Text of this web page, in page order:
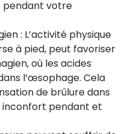
pendant votre
: L’activité physique
à pied, peut favoriser
où les acides
l’œsophage. Cela
de brûlure dans
inconfort pendant et